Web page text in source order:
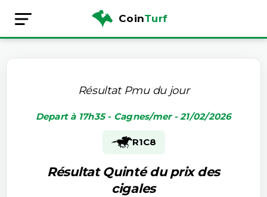
CoinTurf
Résultat Pmu du jour
Depart à 17h35 - Cagnes/mer - 21/02/2026
R1C8
Résultat Quinté du prix des
cigales